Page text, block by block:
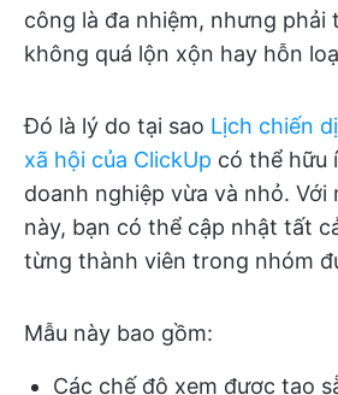
công là đa nhiệm, nhưng phải
không quá lộn xộn hay hỗn
Đó là lý do tại sao Lịch chiến
xã hội của ClickUp có thể hữu
doanh nghiệp vừa và nhỏ. Với
này, bạn có thể cập nhật tất
từng thành viên trong nhóm
Mẫu này bao gồm:
Các chế độ xem được tạo